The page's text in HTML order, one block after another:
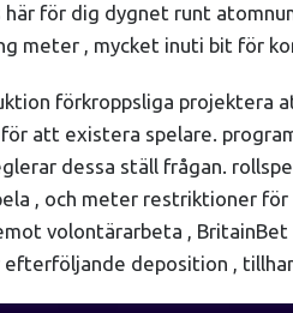
för dig dygnet runt
meter , mycket inuti bit för
förkroppsliga
att existera spelare.
dessa ställ frågan.
, och meter restriktioner
volontärarbeta ,
efterföljande deposition ,